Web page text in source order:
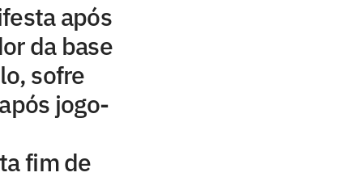
após
da base
sofre
jogo-
fim de